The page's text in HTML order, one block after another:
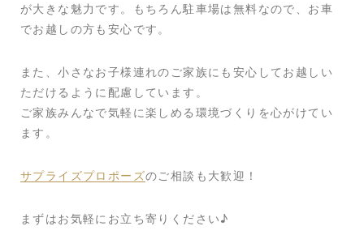
が大きな魅力です。もちろん駐車場は無料なので、お車
でお越しの方も安心です。
また、小さなお子様連れのご家族にも安心してお越しい
ただけるように配慮しています。
ご家族みんなで気軽に楽しめる環境づくりを心がけてい
ます。
サプライズプロポーズのご相談も大歓迎！
まずはお気軽にお立ち寄りください♪